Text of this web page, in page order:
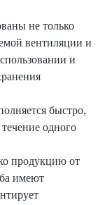
не только
вентиляции и
и
быстро,
одного
продукцию от
имеют